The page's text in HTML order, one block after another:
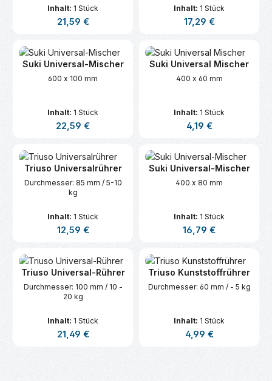
Inhalt: 1 Stück
Regulärer Preis:
21,59 €
Inhalt: 1 Stück
Regulärer Preis:
17,29 €
Suki Universal-Mischer
600 x 100 mm
Inhalt: 1 Stück
Regulärer Preis:
22,59 €
Suki Universal Mischer
400 x 60 mm
Inhalt: 1 Stück
Regulärer Preis:
4,19 €
Triuso Universalrührer
Durchmesser: 85 mm / 5-10
kg
Inhalt: 1 Stück
Regulärer Preis:
12,59 €
Suki Universal-Mischer
400 x 80 mm
Inhalt: 1 Stück
Regulärer Preis:
16,79 €
Triuso Universal-Rührer
Durchmesser: 100 mm / 10 -
20 kg
Inhalt: 1 Stück
Regulärer Preis:
21,49 €
Triuso Kunststoffrührer
Durchmesser: 60 mm / - 5 kg
Inhalt: 1 Stück
Regulärer Preis:
4,99 €